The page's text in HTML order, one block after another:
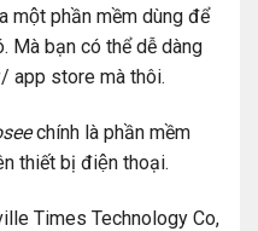
một phần mềm dùng để
Mà bạn có thể dễ dàng
app store mà thôi.
chính là phần mềm
thiết bị điện thoại.
Times Technology Co,